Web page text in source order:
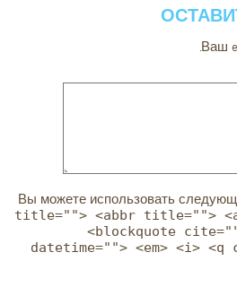
Ваш
Вы можете использовать
title=""> <abbr title="">
<blockquote
datetime=""> <em> <i>